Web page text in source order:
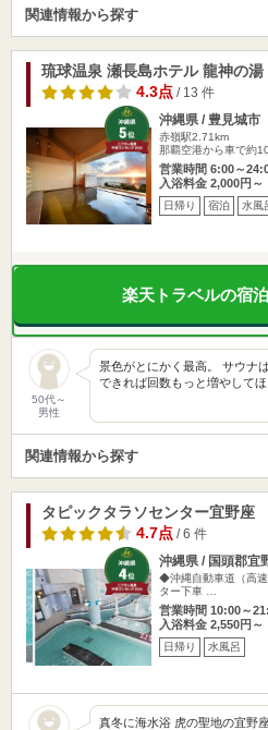
関連情報から探す
琉球温泉 瀬長島ホテル 龍神の湯
4.3点/ 13 件
沖縄県 / 豊見城市
赤嶺駅2.71km
那覇空港から車で約
営業時間 6:00～
入浴料金 2,000円～
日帰り 宿泊 水風
楽天トラベルの宿
50代～
男性
景色がとにかく最高。 サウナ
できれば回数もっと増やして
関連情報から探す
タピックタラソセンター宜野座
4.7点/ 6 件
沖縄県 / 国頭郡宜
◆沖縄自動車道（高
ター下車 …
営業時間 10:00～
入浴料金 2,550円～
日帰り 水風呂
真冬に海水浴 虎の聖地の宜野